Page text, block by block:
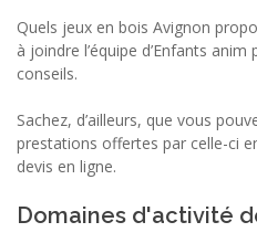
Quels jeux en bois Avignon
à joindre l’équipe d’Enfants
conseils.
Sachez, d’ailleurs, que vous
prestations offertes par celle-ci
devis en ligne.
Domaines d'activité